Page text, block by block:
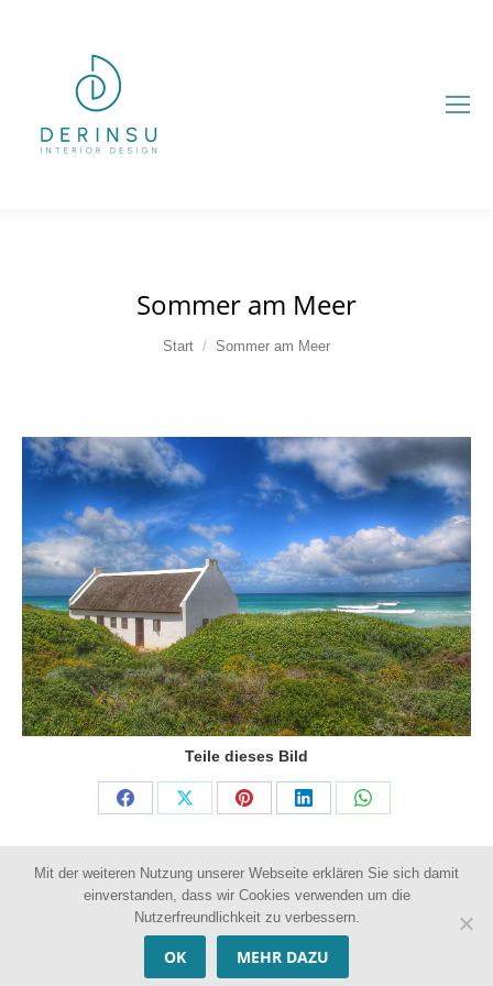
Sommer am Meer
Sie befinden sich hier:
Start Sommer am Meer
Teile dieses Bild
Share
on
Facebook
Share
on
X
Share
on
Pinterest
Share
on
LinkedIn
Share
on
WhatsApp
RECHTLICHES
Raumdesign-Wien 2026 • Alle Rechte vorbehalten.
Mit der weiteren Nutzung unserer Webseite erklären Sie sich damit
einverstanden, dass wir Cookies verwenden um die
Nutzerfreundlichkeit zu verbessern.
OK MEHR DAZU